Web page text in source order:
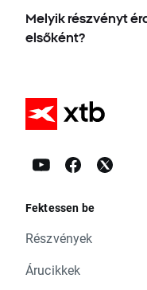
Melyik részvényt
elsőként?
Fektessen be
Részvények
Árucikkek